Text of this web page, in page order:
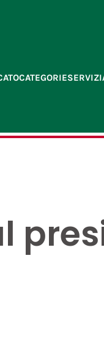
CATEGORIESERVIZI